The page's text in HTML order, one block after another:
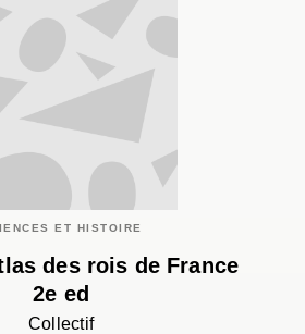
ET HISTOIRE
des rois de France
2e ed
Collectif